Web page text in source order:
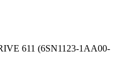
611 (6SN1123-1AA00-